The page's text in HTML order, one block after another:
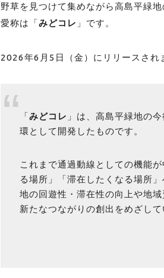
野草を見つけて集めながら高島平緑地
愛称は「みどコレ 」です。
2026年6月5日（金）にリリースされ
「みどコレ 」は、高島平緑地の
環として開発したものです。
これまで通過動線としての機能
る場所」「滞在したくなる場所
地の回遊性・滞在性の向上や地
新たなつながりの創出をめざして